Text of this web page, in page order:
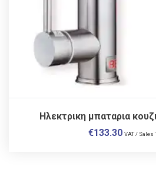
Ηλεκτρικη μπαταρια
€133.30 VAT / Sales